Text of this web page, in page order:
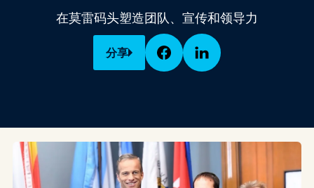
在莫雷码头塑造团队、宣传和领导力
分享